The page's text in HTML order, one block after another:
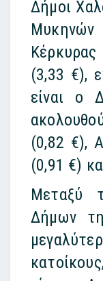
Δήμοι
Κέρκυρας
(3,33 €),
είναι ο
(0,82 €),
(0,91 €)
Μεταξύ
Δήμων